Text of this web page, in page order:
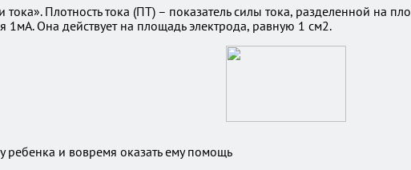
Плотность тока (ПТ) – показатель силы тока, разделенной на
1мА. Она действует на площадь электрода, равную 1 см2.
и вовремя оказать ему помощь